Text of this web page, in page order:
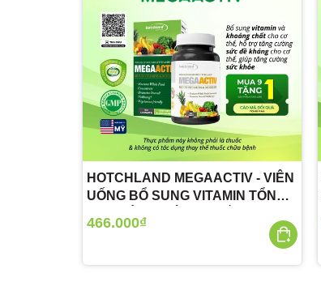
HOTCHLAND MEGAACTIV - VIÊN
UỐNG BỔ SUNG VITAMIN TỔNG
466.000₫